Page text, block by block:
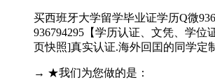
买西班牙大学留学毕业证学历Q微
936794295【学历认证、文凭、学
页快照]真实认证.海外回囯的同学定
→ ★我们为您做的是：